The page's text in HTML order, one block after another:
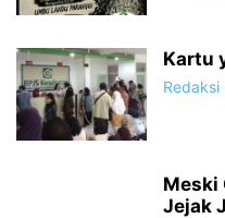
Kartu
Redaksi
Meski
Jejak